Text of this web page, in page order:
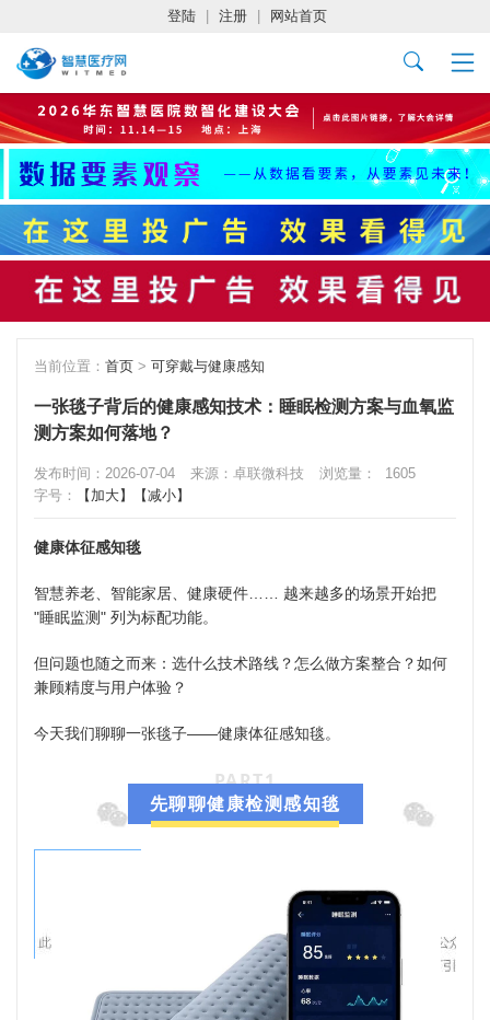
登陆 注册 网站首页
当前位置： 首页 > 可穿戴与健康感知
一张毯子背后的健康感知技术：睡眠检测方案与血氧监
测方案如何落地？
发布时间：2026-07-04 来源：卓联微科技 浏览量：
1605
字号：
【加大】 【减小】
健康体征感知毯
智慧养老、智能家居、健康硬件…… 越来越多的场景开始把
"睡眠监测" 列为标配功能。
但问题也随之而来：选什么技术路线？怎么做方案整合？如何
兼顾精度与用户体验？
今天我们聊聊一张毯子——健康体征感知毯。
PART1
先聊聊健康检测感知毯